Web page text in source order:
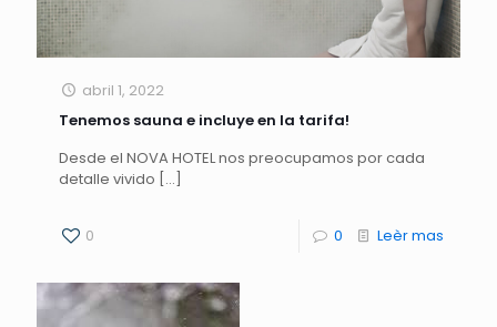
abril 1, 2022
Tenemos sauna e incluye en la tarifa!
Desde el NOVA HOTEL nos preocupamos por cada
detalle vivido […]
0 0 Leèr mas